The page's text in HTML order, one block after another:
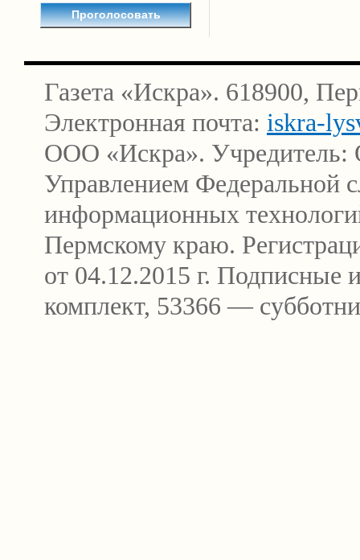
Газета «Искра». 618900,
Электронная почта: iskra-
ООО «Искра». Учредитель:
Управлением Федеральной
информационных
Пермскому краю.
от 04.12.2015 г.
комплект, 53366 —